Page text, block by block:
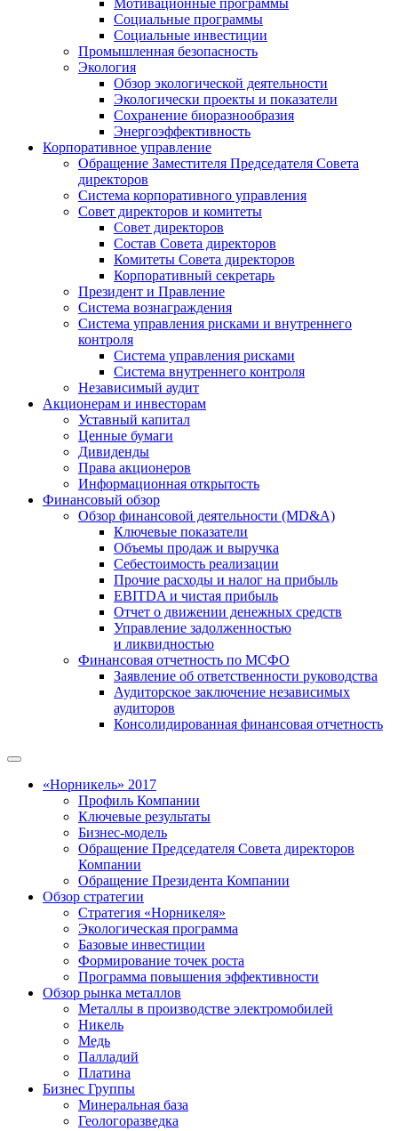
Мотивационные программы
Социальные программы
Социальные инвестиции
Промышленная безопасность
Экология
Обзор экологической деятельности
Экологически проекты и показатели
Сохранение биоразнообразия
Энергоэффективность
Корпоративное управление
Обращение Заместителя Председателя Совета
директоров
Система корпоративного управления
Совет директоров и комитеты
Совет директоров
Состав Совета директоров
Комитеты Совета директоров
Корпоративный секретарь
Президент и Правление
Система вознаграждения
Система управления рисками и внутреннего
контроля
Система управления рисками
Система внутреннего контроля
Независимый аудит
Акционерам и инвесторам
Уставный капитал
Ценные бумаги
Дивиденды
Права акционеров
Информационная открытость
Финансовый обзор
Обзор финансовой деятельности (MD&A)
Ключевые показатели
Объемы продаж и выручка
Себестоимость реализации
Прочие расходы и налог на прибыль
EBITDA и чистая прибыль
Отчет о движении денежных средств
Управление задолженностью
и ликвидностью
Финансовая отчетность по МСФО
Заявление об ответственности руководства
Аудиторское заключение независимых
аудиторов
Консолидированная финансовая отчетность
«Норникель» 2017
Профиль Компании
Ключевые результаты
Бизнес-модель
Обращение Председателя Совета директоров
Компании
Обращение Президента Компании
Обзор стратегии
Стратегия «Норникеля»
Экологическая программа
Базовые инвестиции
Формирование точек роста
Программа повышения эффективности
Обзор рынка металлов
Металлы в производстве электромобилей
Никель
Медь
Палладий
Платина
Бизнес Группы
Минеральная база
Геологоразведка